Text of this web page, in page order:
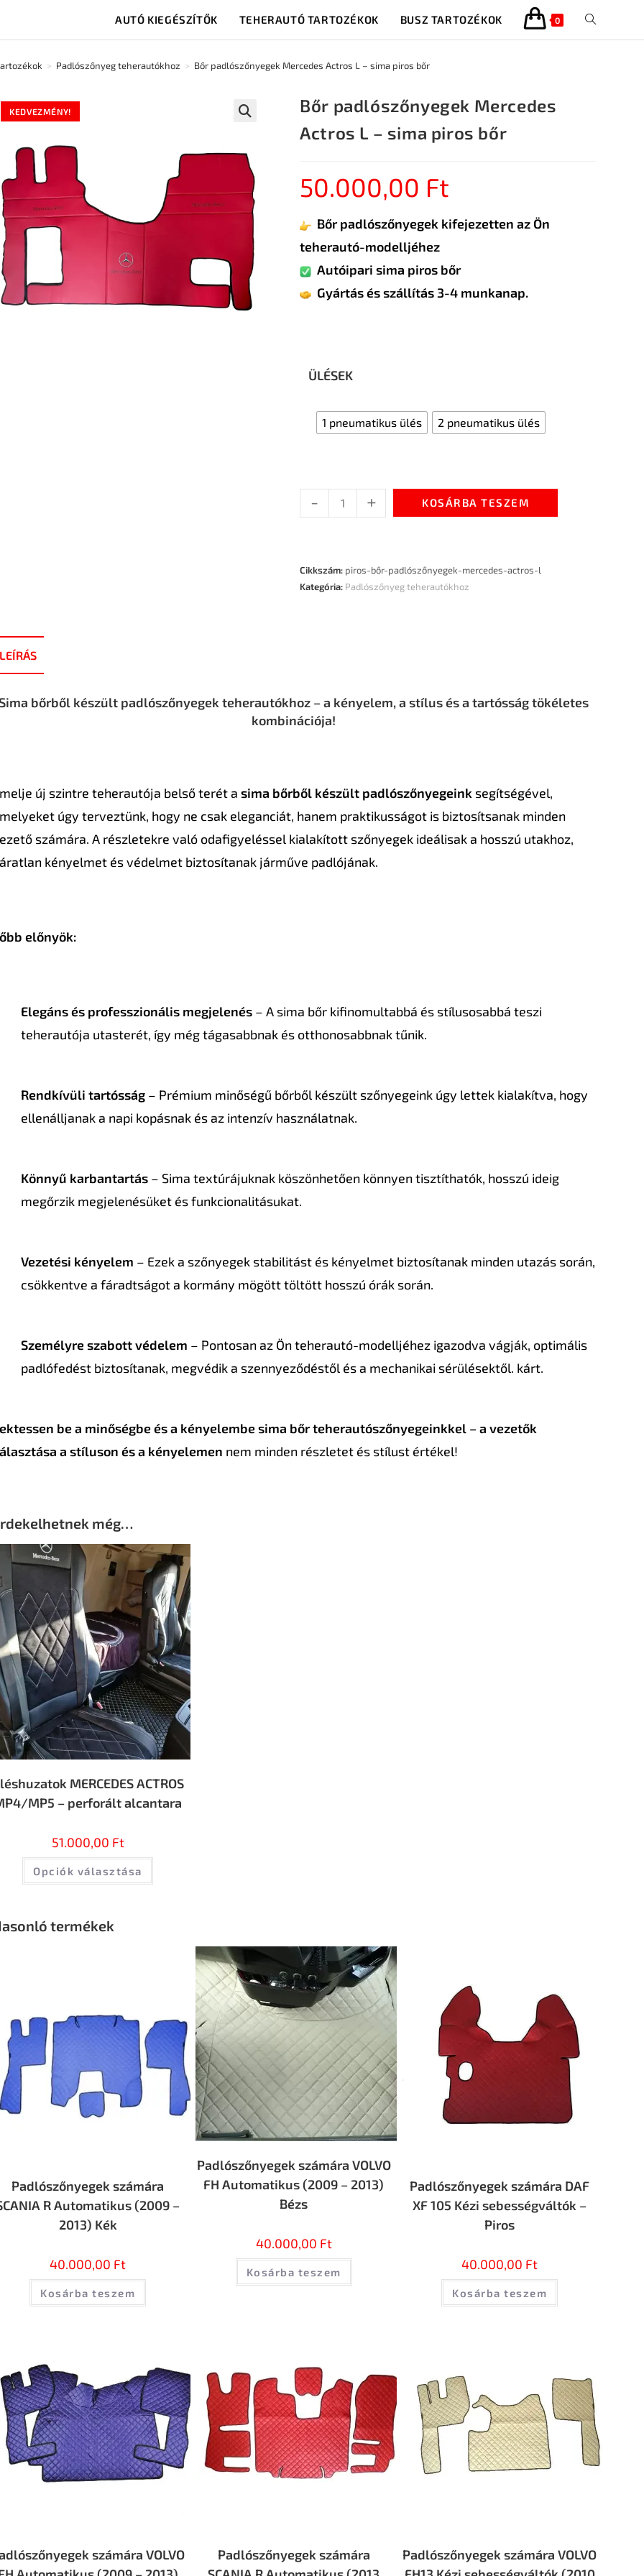
AUTÓ KIEGÉSZÍTŐK TEHERAUTÓ TARTOZÉKOK BUSZ TARTOZÉKOK 0
> Padlószőnyeg teherautókhoz > Bőr padlószőnyegek Mercedes Actros L – sima piros bőr
KEDVEZMÉNY!
Bőr padlószőnyegek Mercedes
Actros L – sima piros bőr
50.000,00 Ft
Bőr padlószőnyegek kifejezetten az Ön
teherautó-modelljéhez
Autóipari sima piros bőr
Gyártás és szállítás 3-4 munkanap.
ÜLÉSEK
1 pneumatikus ülés 2 pneumatikus ülés
- + KOSÁRBA TESZEM
Cikkszám: piros-bőr-padlószőnyegek-mercedes-actros-l
Kategória: Padlószőnyeg teherautókhoz
bőrből készült padlószőnyegek teherautókhoz – a kényelem, a stílus és a tartósság tökéletes
kombinációja!
új szintre teherautója belső terét a sima bőrből készült padlószőnyegeink segítségével,
úgy terveztünk, hogy ne csak eleganciát, hanem praktikusságot is biztosítsanak minden
számára. A részletekre való odafigyeléssel kialakított szőnyegek ideálisak a hosszú utakhoz,
kényelmet és védelmet biztosítanak járműve padlójának.
előnyök:
Elegáns és professzionális megjelenés– A sima bőr kifinomultabbá és stílusosabbá teszi
teherautója utasterét, így még tágasabbnak és otthonosabbnak tűnik.
Rendkívüli tartósság– Prémium minőségű bőrből készült szőnyegeink úgy lettek kialakítva, hogy
ellenálljanak a napi kopásnak és az intenzív használatnak.
Könnyű karbantartás– Sima textúrájuknak köszönhetően könnyen tisztíthatók, hosszú ideig
megőrzik megjelenésüket és funkcionalitásukat.
Vezetési kényelem – Ezek a szőnyegek stabilitást és kényelmet biztosítanak minden utazás során,
csökkentve a fáradtságot a kormány mögött töltött hosszú órák során.
Személyre szabott védelem – Pontosan az Ön teherautó-modelljéhez igazodva vágják, optimális
padlófedést biztosítanak, megvédik a szennyeződéstől és a mechanikai sérülésektől. kárt.
be a minőségbe és a kényelembe sima bőr teherautószőnyegeinkkel – a vezetők
a stíluson és a kényelemen nem minden részletet és stílust értékel!
még…
MERCEDES ACTROS
MP5 – perforált alcantara
51.000,00 Ft
Opciók választása
termékek
Padlószőnyegek számára
R Automatikus (2009 –
2013) Kék
40.000,00 Ft
Kosárba teszem
Padlószőnyegek számára VOLVO
FH Automatikus (2009 – 2013)
Bézs
40.000,00 Ft
Kosárba teszem
Padlószőnyegek számára DAF
XF 105 Kézi sebességváltók –
Piros
40.000,00 Ft
Kosárba teszem
számára VOLVO
Padlószőnyegek számára
Padlószőnyegek számára VOLVO